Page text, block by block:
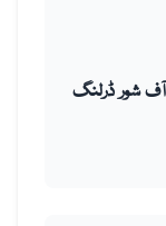
شور ڈرلنگ